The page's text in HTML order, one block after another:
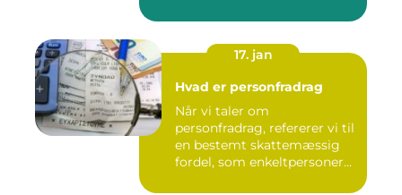
17. jan
Hvad er personfradrag
Når vi taler om
personfradrag, refererer vi til
en bestemt skattemæssig
fordel, som enkeltpersoner